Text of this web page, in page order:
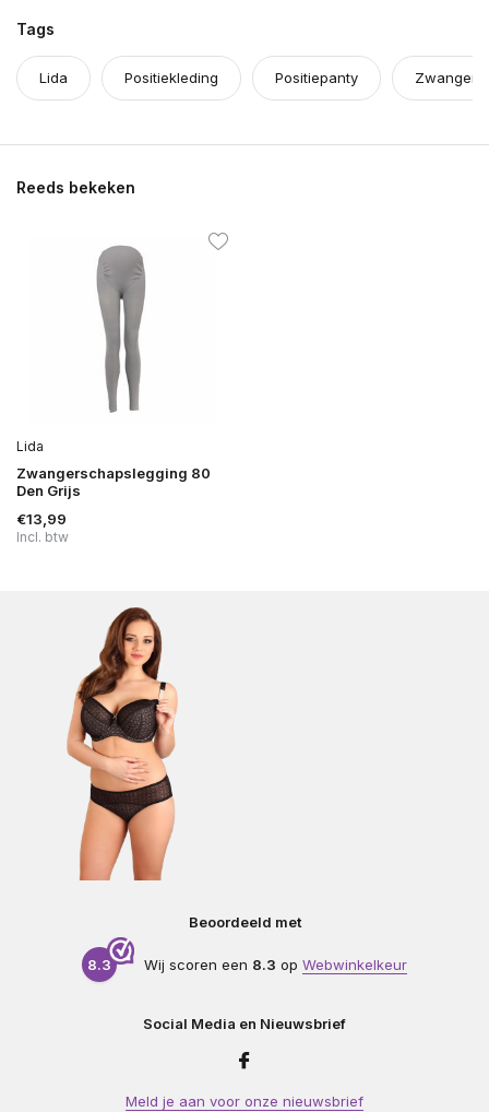
Tags
Lida Positiekleding Positiepanty
Reeds bekeken
Lida
Zwangerschapslegging 80
Den Grijs
€13,99
Incl. btw
Beoordeeld met
8.3 Wij scoren een 8.3 op Webwinkelkeur
Social Media en Nieuwsbrief
Meld je aan voor onze nieuwsbrief